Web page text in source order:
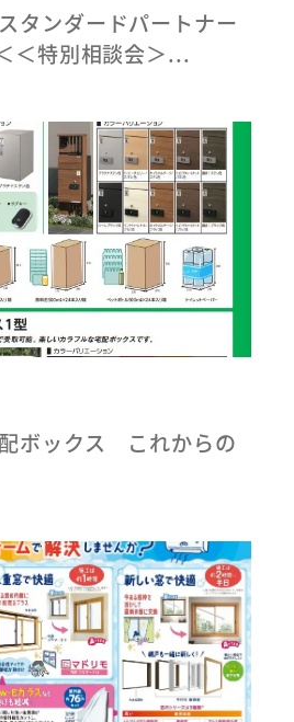
タンダードパートナー
＜特別相談会＞...
ボックス これからの